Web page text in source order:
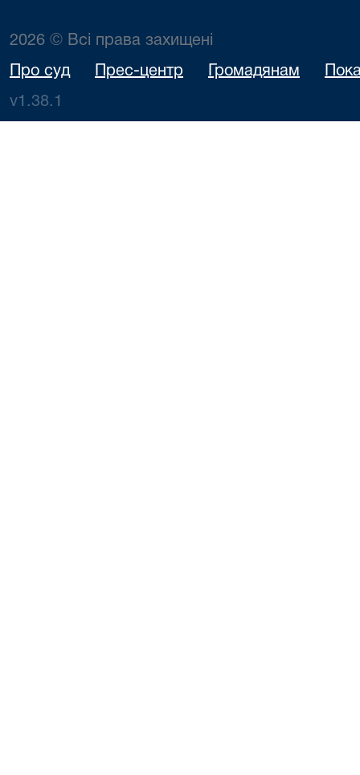
2026 © Всі права захищені
Про суд Прес-центр Громадянам
v1.38.1